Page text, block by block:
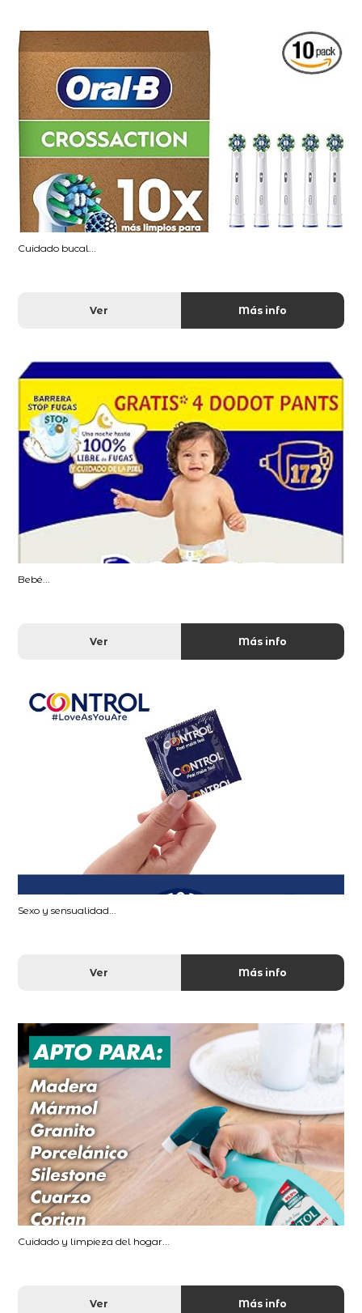
Cuidado bucal...
Ver Más info
Bebé...
Ver Más info
Sexo y sensualidad...
Ver Más info
Cuidado y limpieza del hogar...
Ver Más info